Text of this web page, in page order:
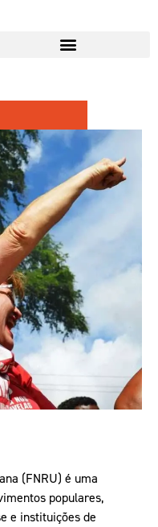
(FNRU) é uma
populares,
e instituições de